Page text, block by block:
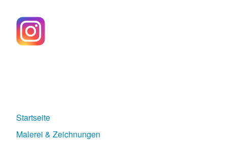
Startseite
Malerei & Zeichnungen